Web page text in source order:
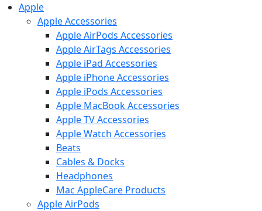
Apple
Apple Accessories
Apple AirPods Accessories
Apple AirTags Accessories
Apple iPad Accessories
Apple iPhone Accessories
Apple iPods Accessories
Apple MacBook Accessories
Apple TV Accessories
Apple Watch Accessories
Beats
Cables & Docks
Headphones
Mac AppleCare Products
Apple AirPods